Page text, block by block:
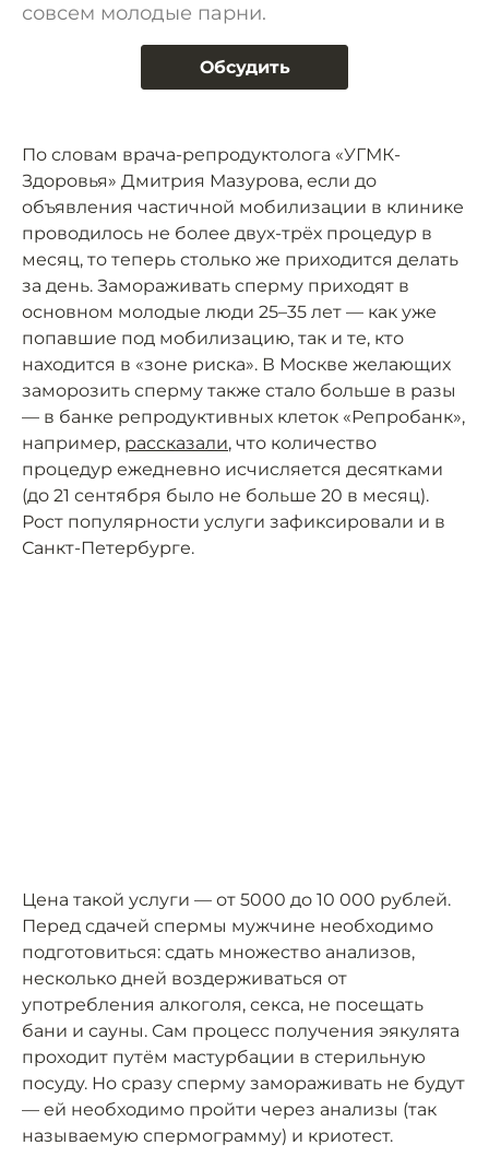
совсем молодые парни.
Обсудить
По словам врача-репродуктолога «УГМК-
Здоровья» Дмитрия Мазурова, если до
объявления частичной мобилизации в клинике
проводилось не более двух-трёх процедур в
месяц, то теперь столько же приходится делать
за день. Замораживать сперму приходят в
основном молодые люди 25–35 лет — как уже
попавшие под мобилизацию, так и те, кто
находится в «зоне риска». В Москве желающих
заморозить сперму также стало больше в разы
— в банке репродуктивных клеток «Репробанк»,
например, рассказали, что количество
процедур ежедневно исчисляется десятками
(до 21 сентября было не больше 20 в месяц).
Рост популярности услуги зафиксировали и в
Санкт-Петербурге.
Цена такой услуги — от 5000 до 10 000 рублей.
Перед сдачей спермы мужчине необходимо
подготовиться: сдать множество анализов,
несколько дней воздерживаться от
употребления алкоголя, секса, не посещать
бани и сауны. Сам процесс получения эякулята
проходит путём мастурбации в стерильную
посуду. Но сразу сперму замораживать не будут
— ей необходимо пройти через анализы (так
называемую спермограмму) и криотест.